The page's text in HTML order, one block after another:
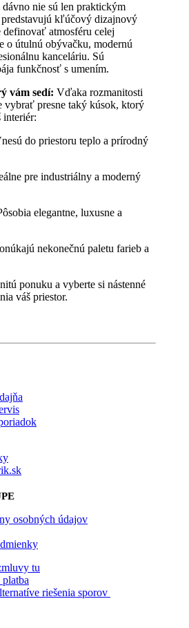
nie sú len praktickým
kľúčový dizajnový
atmosféru celej
o útulnú obývačku, modernú
kanceláriu. Sú
funkčnosť s umením.
vám sedí: Vďaka rozmanitosti
vybrať presne taký kúsok, ktorý
interiér:
do priestoru teplo a prírodný
pre industriálny a moderný
elegantne, luxusne a
nekonečnú paletu farieb a
ponuku a vyberte si nástenné
váš priestor.
osobných údajov
tu
riešenia sporov